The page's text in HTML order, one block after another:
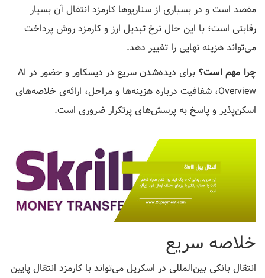
مقصد است و در بسیاری از سناریوها کارمزد انتقال آن بسیار
رقابتی است؛ با این حال نرخ تبدیل ارز و کارمزد روش پرداخت
می‌تواند هزینه نهایی را تغییر دهد.
چرا مهم است؟
برای دیده‌شدن سریع در دیسکاور و حضور در AI
Overview، شفافیت درباره هزینه‌ها و مراحل، ارائه‌ی خلاصه‌های
اسکن‌پذیر و پاسخ به پرسش‌های پرتکرار ضروری است.
خلاصه سریع
انتقال بانکی بین‌المللی در اسکریل می‌تواند با کارمزد انتقال پایین